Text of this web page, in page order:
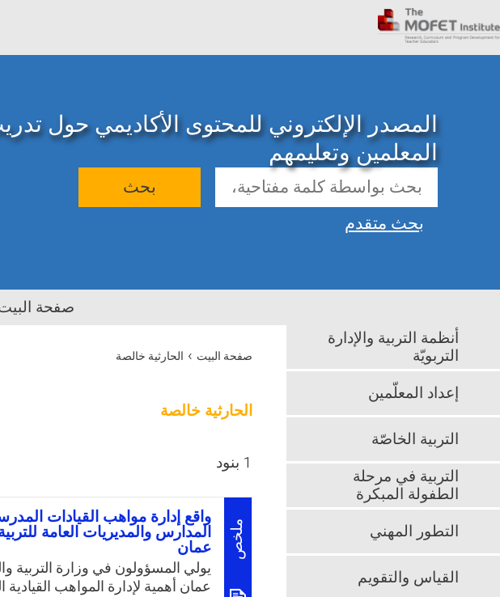
المصدر الإلكتروني للمحتوى الأكاديمي حول
المعلمين وتعليمهم
بحث
بحث متقدم
صفحة
صفحة البيت › الحارثية خالصة
الحارثية خالصة
1 بنود
ملخص
واقع إدارة مواهب القيادات
المدارس والمديريات العامة
عمان
يولي المسؤولون في وزارة التربية
عمان أهمية لإدارة المواهب القيادية
أنظمة التربية والإدارة
التربويّة
إعداد المعلّمين
التربية الخاصّة
التربية في مرحلة
الطفولة المبكرة
التطور المهني
القياس والتقويم